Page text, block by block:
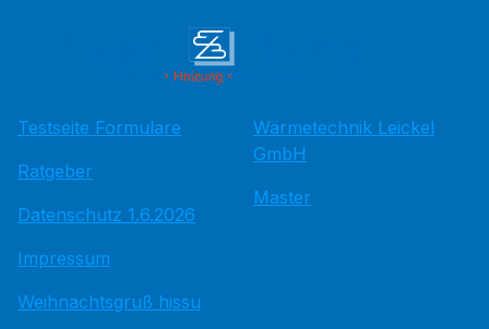
Testseite Formulare
Ratgeber
Datenschutz 1.6.2026
Impressum
Weihnachtsgruß hissu
Wärmetechnik Leickel
GmbH
Master